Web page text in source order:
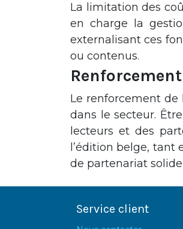
La limitation des
en charge la
externalisant ces
ou contenus.
Le renforcement
dans le secteur.
lecteurs et des
l’édition belge, tant
de partenariat
Service client